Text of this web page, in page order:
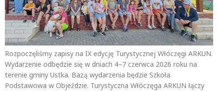
Rozpoczęliśmy zapisy na IX edycję Turystycznej Włóczęgi ARKUN.
Wydarzenie odbędzie się w dniach 4–7 czerwca 2026 roku na
terenie gminy Ustka. Bazą wydarzenia będzie Szkoła
Podstawowa w Objeździe. Turystyczna Włóczęga ARKUN łączy